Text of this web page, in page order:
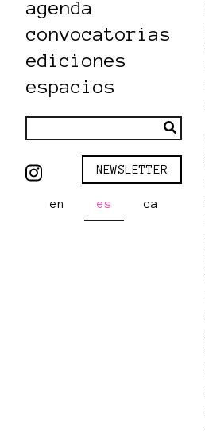
agenda
convocatorias
ediciones
espacios
NEWSLETTER
en es ca